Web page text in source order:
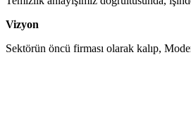
Vizyon
Sektörün öncü firması olarak kalıp,